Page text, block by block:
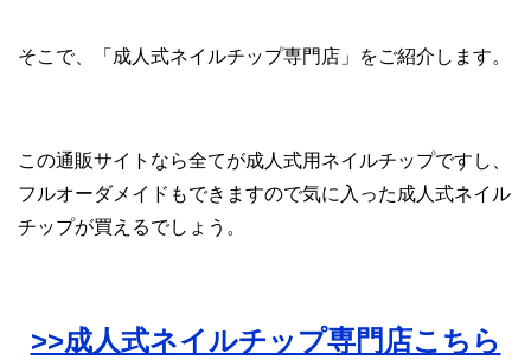
そこで、「成人式ネイルチップ専門店」をご紹介します。
この通販サイトなら全てが成人式用ネイルチップですし、
フルオーダメイドもできますので気に入った成人式ネイル
チップが買えるでしょう。
>>成人式ネイルチップ専門店こちら